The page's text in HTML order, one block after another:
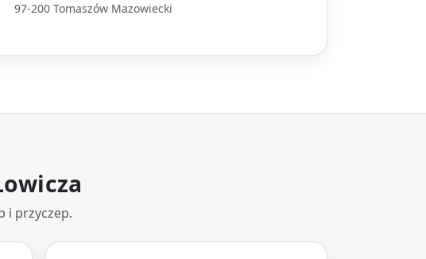
97-200 Tomaszów Mazowiecki
i przyczep.